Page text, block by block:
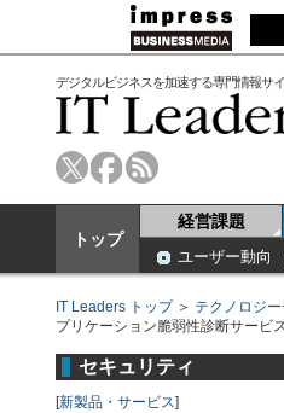
デジタルビジネスを加速する専門情報サ
トップ
経営課題
ユーザー動向
IT Leaders トップ＞ テクノロジ
プリケーション脆弱性診断サービ
セキュリティ
[新製品・サービス]